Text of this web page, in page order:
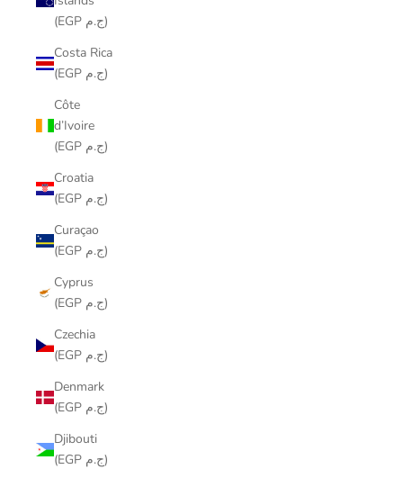
(EGP ج.م)
Costa Rica
(EGP ج.م)
Côte
d’Ivoire
(EGP ج.م)
Croatia
(EGP ج.م)
Curaçao
(EGP ج.م)
Cyprus
(EGP ج.م)
Czechia
(EGP ج.م)
Denmark
(EGP ج.م)
Djibouti
(EGP ج.م)